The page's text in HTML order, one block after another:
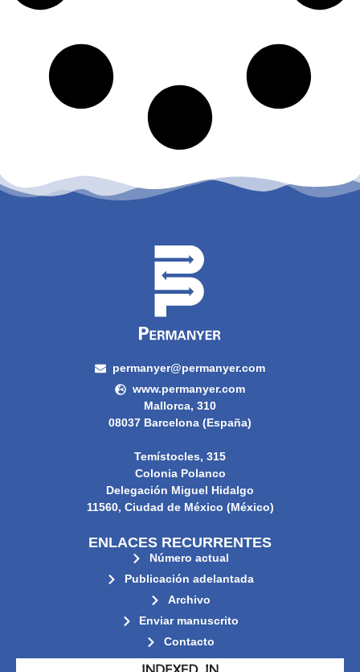
permanyer@permanyer.com
www.permanyer.com
Mallorca, 310
08037 Barcelona (España)
Temístocles, 315
Colonia Polanco
Delegación Miguel Hidalgo
11560, Ciudad de México (México)
ENLACES RECURRENTES
Número actual
Publicación adelantada
Archivo
Enviar manuscrito
Contacto